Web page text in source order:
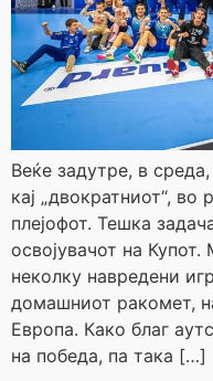
Веќе задутре, в
кај „двократниот“,
плејофот. Тешка
освојувачот на
неколку навредени
домашниот ракомет,
Европа. Како благ
на победа, па така […]